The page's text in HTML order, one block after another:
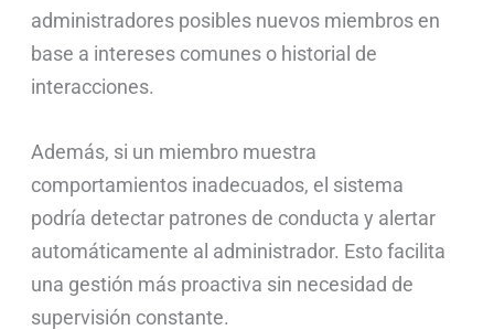
administradores posibles nuevos miembros en
base a intereses comunes o historial de
interacciones.
Además, si un miembro muestra
comportamientos inadecuados, el sistema
podría detectar patrones de conducta y alertar
automáticamente al administrador. Esto facilita
una gestión más proactiva sin necesidad de
supervisión constante.